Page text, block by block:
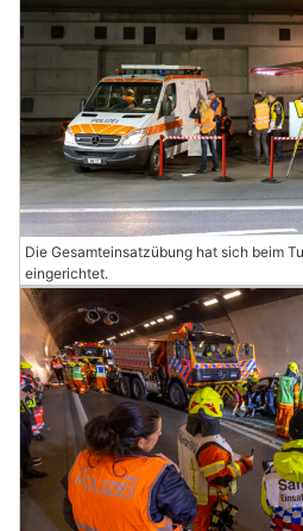
Die Gesamteinsatzübung hat sich beim
eingerichtet.